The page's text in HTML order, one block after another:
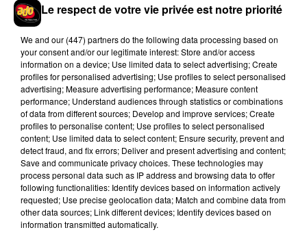
Hip-Hop News
Brent Faiyaz a le cœur brisé dans son
nouveau clip
7 août 2026
Rihanna de retour en studio ? A$AP
Rocky relance l'espoir des fans
Le respect de votre vie privée est notre priorité
We and our (447) partnersdo the following data processing based on
your consent and/or our legitimate interest: Store and/or access
information on a device; Use limited data to select advertising; Create
profiles for personalised advertising; Use profiles to select personalised
advertising; Measure advertising performance; Measure content
performance; Understand audiences through statistics or combinations
of data from different sources; Develop and improve services; Create
profiles to personalise content; Use profiles to select personalised
content; Use limited data to select content; Ensure security, prevent and
detect fraud, and fix errors; Deliver and present advertising and content;
Save and communicate privacy choices. These technologies may
process personal data such as IP address and browsing data to offer
following functionalities: Identify devices based on information actively
requested; Use precise geolocation data; Match and combine data from
other data sources; Link different devices; Identify devices based on
information transmitted automatically.